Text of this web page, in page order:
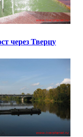
через Тверцу